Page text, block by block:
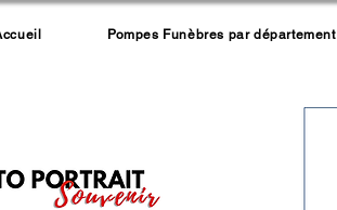
Pompes Funèbres par département